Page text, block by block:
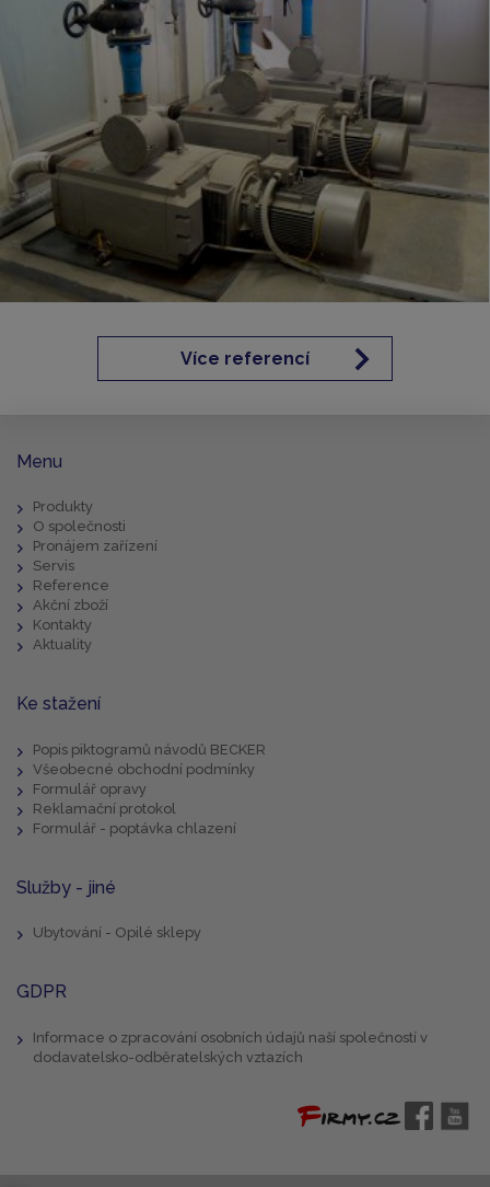
Více referencí
Menu
Produkty
O společnosti
Pronájem zařízení
Servis
Reference
Akční zboží
Kontakty
Aktuality
Ke stažení
Popis piktogramů návodů BECKER
Všeobecné obchodní podmínky
Formulář opravy
Reklamační protokol
Formulář - poptávka chlazení
Služby - jiné
Ubytování - Opilé sklepy
GDPR
Informace o zpracování osobních údajů naší společností v
dodavatelsko-odběratelských vztazích